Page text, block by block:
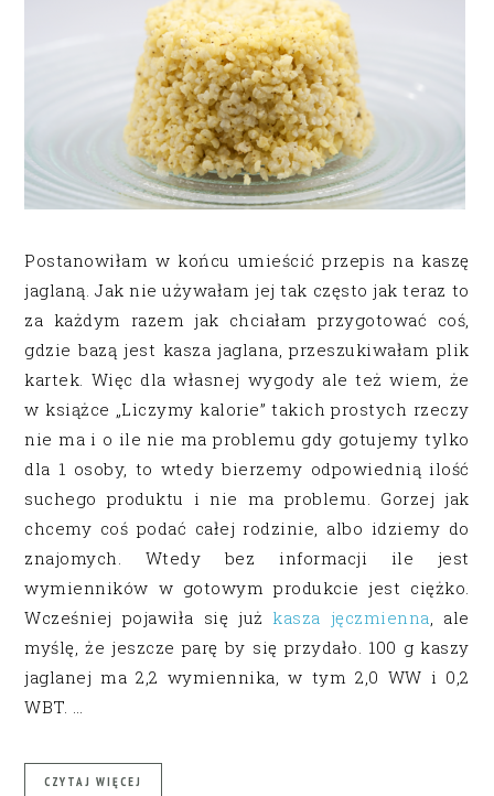
Postanowiłam w końcu umieścić przepis na kaszę
jaglaną. Jak nie używałam jej tak często jak teraz to
za każdym razem jak chciałam przygotować coś,
gdzie bazą jest kasza jaglana, przeszukiwałam plik
kartek. Więc dla własnej wygody ale też wiem, że
w książce „Liczymy kalorie” takich prostych rzeczy
nie ma i o ile nie ma problemu gdy gotujemy tylko
dla 1 osoby, to wtedy bierzemy odpowiednią ilość
suchego produktu i nie ma problemu. Gorzej jak
chcemy coś podać całej rodzinie, albo idziemy do
znajomych. Wtedy bez informacji ile jest
wymienników w gotowym produkcie jest ciężko.
Wcześniej pojawiła się już kasza jęczmienna, ale
myślę, że jeszcze parę by się przydało. 100 g kaszy
jaglanej ma 2,2 wymiennika, w tym 2,0 WW i 0,2
WBT. …
CZYTAJ WIĘCEJ